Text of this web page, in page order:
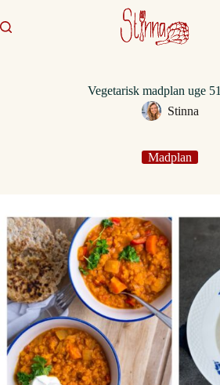
til
indhold
Vegetarisk madplan uge 51
Stinna
Madplan